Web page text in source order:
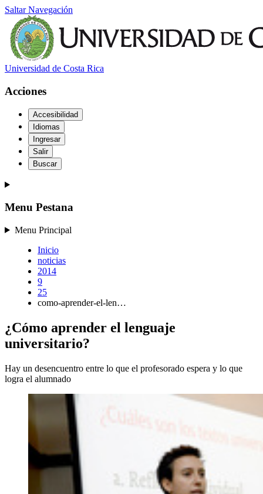
Saltar Navegación
Universidad de Costa Rica
Acciones
Accesibilidad
Idiomas
Ingresar
Salir
Buscar
Menu Pestana
Menu Principal
Inicio
noticias
2014
9
25
como-aprender-el-len…
¿Cómo aprender el lenguaje
universitario?
Hay un desencuentro entre lo que el profesorado espera y lo que
logra el alumnado